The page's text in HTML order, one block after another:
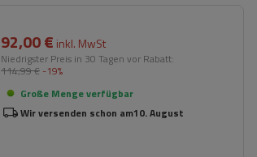
92,00 € inkl. MwSt
Niedrigster Preis in 30 Tagen vor Rabatt:
114,99 € -19%
Große Menge verfügbar
Wir versenden schon am10. August